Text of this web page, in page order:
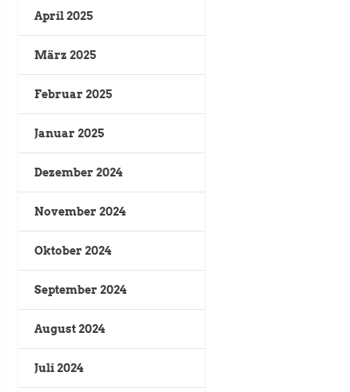
April 2025
März 2025
Februar 2025
Januar 2025
Dezember 2024
November 2024
Oktober 2024
September 2024
August 2024
Juli 2024